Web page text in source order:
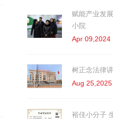
赋能产业发展 助力乡村振兴--易县淀粉科技
小院
Apr 09,2024
树正念法律
Aug 25,2025
裕佳小分⼦